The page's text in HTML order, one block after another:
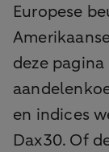
Europese
deze
en indices
Dax30. Of